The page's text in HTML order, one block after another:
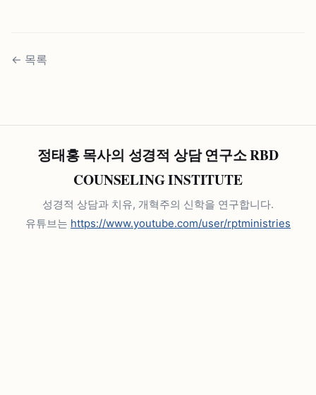
← 목록
정태홍 목사의 성경적 상담 연구소 RBD
COUNSELING INSTITUTE
성경적 상담과 치유, 개혁주의 신학을 연구합니다.
유튜브는 https://www.youtube.com/user/rptministries